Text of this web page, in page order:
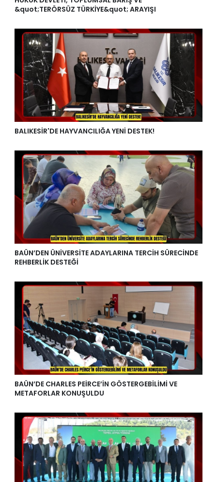
&quot;TERÖRSÜZ TÜRKİYE&quot; ARAYIŞI
BALIKESİR'DE HAYVANCILIĞA YENİ DESTEK!
BAÜN’DEN ÜNİVERSİTE ADAYLARINA TERCİH SÜRECİNDE
REHBERLİK DESTEĞİ
BAÜN’DE CHARLES PEİRCE’İN GÖSTERGEBİLİMİ VE
METAFORLAR KONUŞULDU